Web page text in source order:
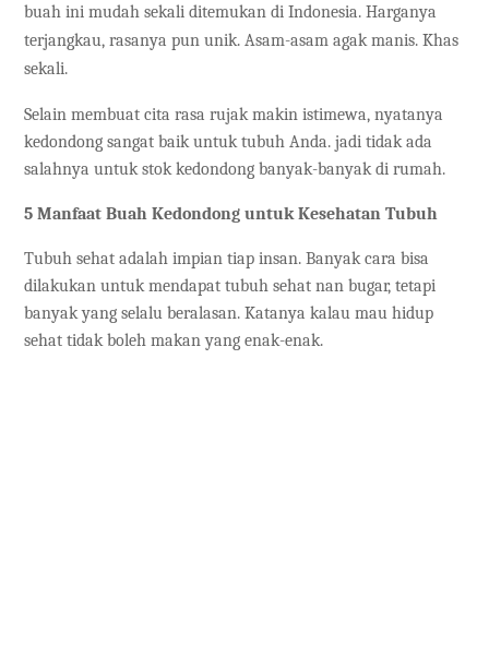
buah ini mudah sekali ditemukan di Indonesia. Harganya
terjangkau, rasanya pun unik. Asam-asam agak manis. Khas
sekali.
Selain membuat cita rasa rujak makin istimewa, nyatanya
kedondong sangat baik untuk tubuh Anda. jadi tidak ada
salahnya untuk stok kedondong banyak-banyak di rumah.
5 Manfaat Buah Kedondong untuk Kesehatan Tubuh
Tubuh sehat adalah impian tiap insan. Banyak cara bisa
dilakukan untuk mendapat tubuh sehat nan bugar, tetapi
banyak yang selalu beralasan. Katanya kalau mau hidup
sehat tidak boleh makan yang enak-enak.